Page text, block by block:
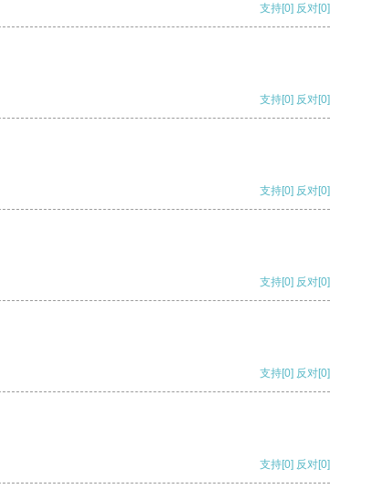
支持[0] 反对[0]
支持[0] 反对[0]
支持[0] 反对[0]
支持[0] 反对[0]
支持[0] 反对[0]
支持[0] 反对[0]